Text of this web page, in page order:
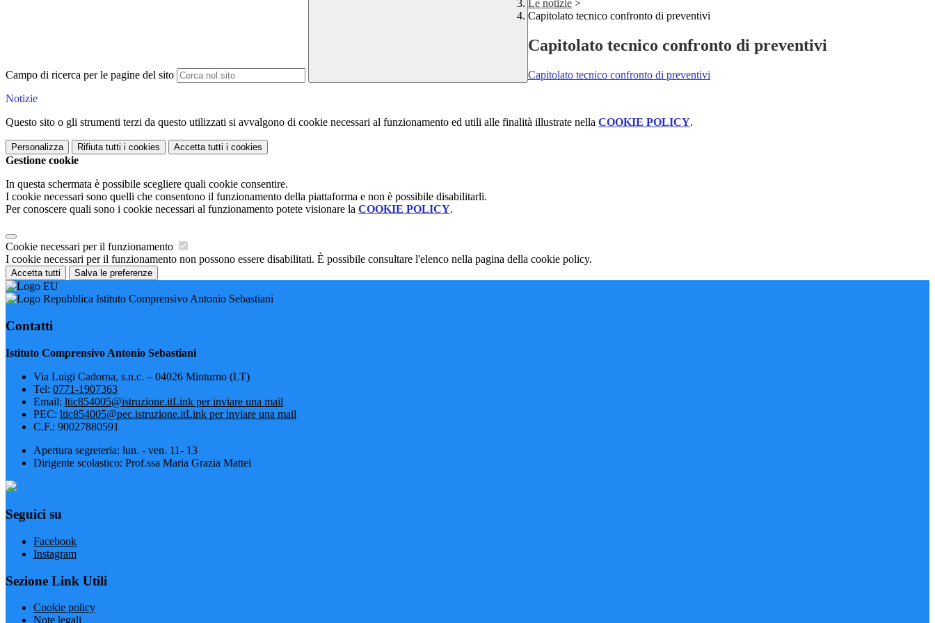
Campo di ricerca per le pagine del sito
Le notizie >
Capitolato tecnico confronto di preventivi
Capitolato tecnico confronto di preventivi
Capitolato tecnico confronto di preventivi
Notizie
Questo sito o gli strumenti terzi da questo utilizzati si avvalgono di cookie necessari al funzionamento ed utili alle finalità illustrate nella COOKIE POLICY.
Personalizza Rifiuta tutti i cookies Accetta tutti i cookies
Gestione cookie
In questa schermata è possibile scegliere quali cookie consentire.
I cookie necessari sono quelli che consentono il funzionamento della piattaforma e non è possibile disabilitarli.
Per conoscere quali sono i cookie necessari al funzionamento potete visionare la COOKIE POLICY.
Cookie necessari per il funzionamento
I cookie necessari per il funzionamento non possono essere disabilitati. È possibile consultare l'elenco nella pagina della cookie policy.
Accetta tutti Salva le preferenze
Istituto Comprensivo Antonio Sebastiani
Contatti
Istituto Comprensivo Antonio Sebastiani
Via Luigi Cadorna, s.n.c. – 04026 Minturno (LT)
Tel: 0771-1907363
Email: ltic854005@istruzione.itLink per inviare una mail
PEC: ltic854005@pec.istruzione.itLink per inviare una mail
C.F.: 90027880591
Apertura segreteria: lun. - ven. 11- 13
Dirigente scolastico: Prof.ssa Maria Grazia Mattei
Seguici su
Facebook
Instagram
Sezione Link Utili
Cookie policy
Note legali